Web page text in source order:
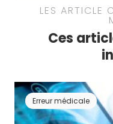
LES ARTICLE
Ces
Erreur médicale